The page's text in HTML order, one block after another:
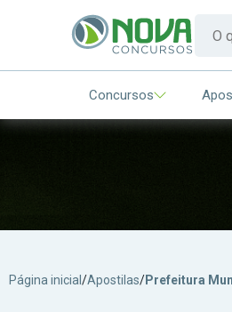
Concursos
Página inicial /Apostilas/Prefeitura